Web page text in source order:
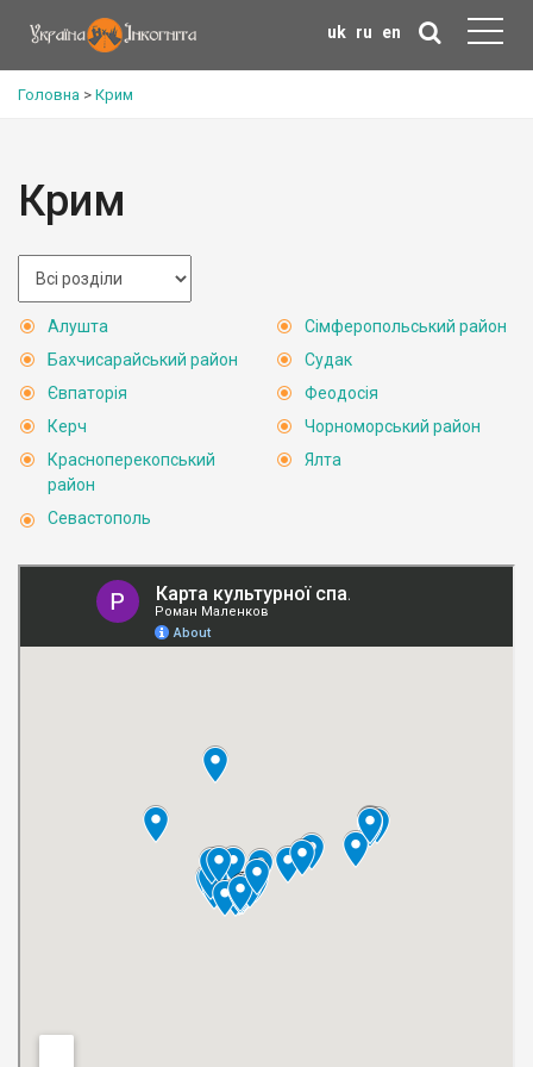
uk ru en
Головна > Крим
Крим
Алушта
Бахчисарайський район
Євпаторія
Керч
Красноперекопський
район
Севастополь
Сімферопольський район
Судак
Феодосія
Чорноморський район
Ялта